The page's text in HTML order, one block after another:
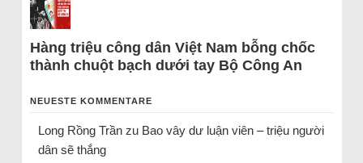
Hàng triệu công dân Việt Nam bỗng chốc
thành chuột bạch dưới tay Bộ Công An
NEUESTE KOMMENTARE
Long Rồng Trầnzu Bao vây dư luận viên – triệu người
dân sẽ thắng